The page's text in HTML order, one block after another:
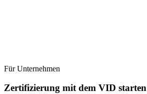
Für Unternehmen
Zertifizierung mit dem VID starten